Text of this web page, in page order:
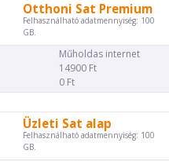
Otthoni Sat Premium
Felhasználható adatmennyiség: 100
GB.
Műholdas internet
14900 Ft
0 Ft
Üzleti Sat alap
Felhasználható adatmennyiség: 100
GB.